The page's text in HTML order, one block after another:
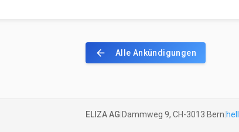
arrow_back Alle Ankündigungen
ELIZA AG Dammweg 9, CH-3013 Bern